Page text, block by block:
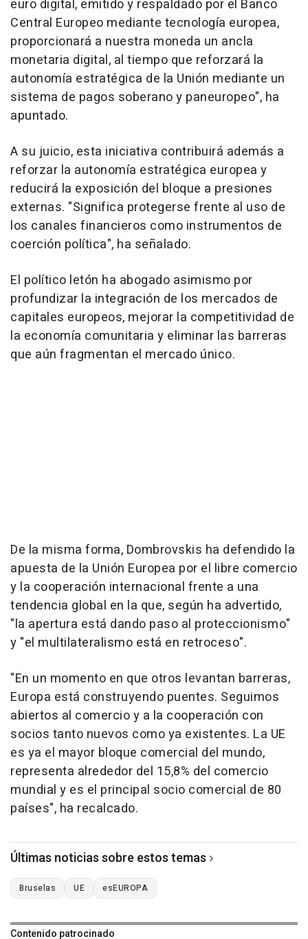
euro digital, emitido y respaldado por el Banco
Central Europeo mediante tecnología europea,
proporcionará a nuestra moneda un ancla
monetaria digital, al tiempo que reforzará la
autonomía estratégica de la Unión mediante un
sistema de pagos soberano y paneuropeo", ha
apuntado.
A su juicio, esta iniciativa contribuirá además a
reforzar la autonomía estratégica europea y
reducirá la exposición del bloque a presiones
externas. "Significa protegerse frente al uso de
los canales financieros como instrumentos de
coerción política", ha señalado.
El político letón ha abogado asimismo por
profundizar la integración de los mercados de
capitales europeos, mejorar la competitividad de
la economía comunitaria y eliminar las barreras
que aún fragmentan el mercado único.
De la misma forma, Dombrovskis ha defendido la
apuesta de la Unión Europea por el libre comercio
y la cooperación internacional frente a una
tendencia global en la que, según ha advertido,
"la apertura está dando paso al proteccionismo"
y "el multilateralismo está en retroceso".
"En un momento en que otros levantan barreras,
Europa está construyendo puentes. Seguimos
abiertos al comercio y a la cooperación con
socios tanto nuevos como ya existentes. La UE
es ya el mayor bloque comercial del mundo,
representa alrededor del 15,8% del comercio
mundial y es el principal socio comercial de 80
países", ha recalcado.
Últimas noticias sobre estos temas
Bruselas UE esEUROPA
Contenido patrocinado